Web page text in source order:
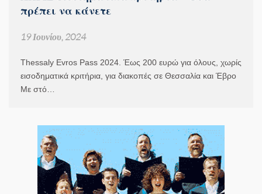
πρέπει να κάνετε
19 Ιουνίου, 2024
Thessaly Evros Pass 2024. Έως 200 ευρώ για όλους, χωρίς
εισοδηματικά κριτήρια, για διακοπές σε Θεσσαλία και Έβρο
Με στό…